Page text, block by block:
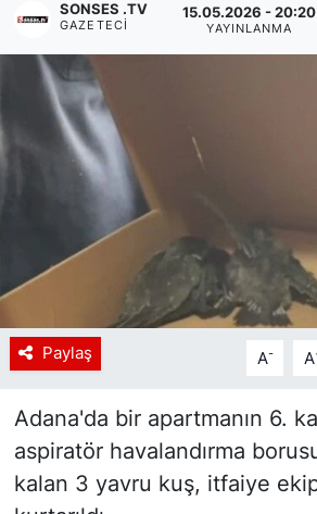
SONSES .TV
GAZETECI
15.05.2026 - 20:20
YAYINLANMA
Paylaş A- A
Adana'da bir apartmanın 6.
aspiratör havalandırma
kalan 3 yavru kuş, itfaiye
SAĞLIK
Siyaset
YEREL HABER
Haberde insan
Tanıtım
Haber Arşivi